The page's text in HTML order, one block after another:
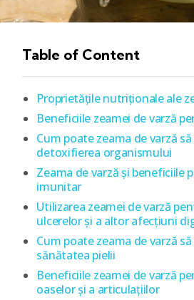
Table of Content
Proprietățile nutriționale ale
Beneficiile zeamei de varză
Cum poate zeama de varză
detoxifierea organismului
Zeama de varză și beneficiile
imunitar
Utilizarea zeamei de varză
ulcerelor și a altor afecțiuni
Cum poate zeama de varză
sănătatea pielii
Beneficiile zeamei de varză
oaselor și a articulațiilor